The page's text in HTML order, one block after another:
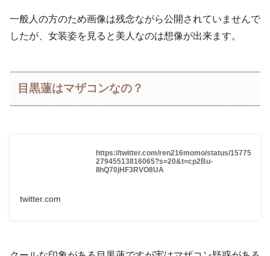
一般人の方のため画像は残念ながら公開されていませんで
したが、女装姿を見ると美人なのは想像が出来ます。
目黒蓮はマザコンなの？
https://twitter.com/ren216momo/status/15775
27945513816065?s=20&t=cp2Bu-
IIhQ70jHF3RVO8UA
twitter.com